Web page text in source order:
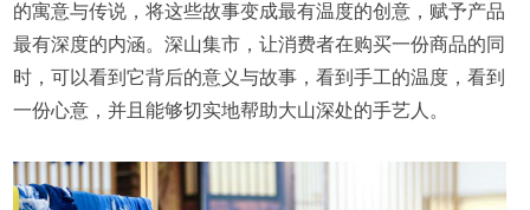
的寓意与传说，将这些故事变成最有温度的创意，赋予产品
最有深度的内涵。深山集市，让消费者在购买一份商品的同
时，可以看到它背后的意义与故事，看到手工的温度，看到
一份心意，并且能够切实地帮助大山深处的手艺人。